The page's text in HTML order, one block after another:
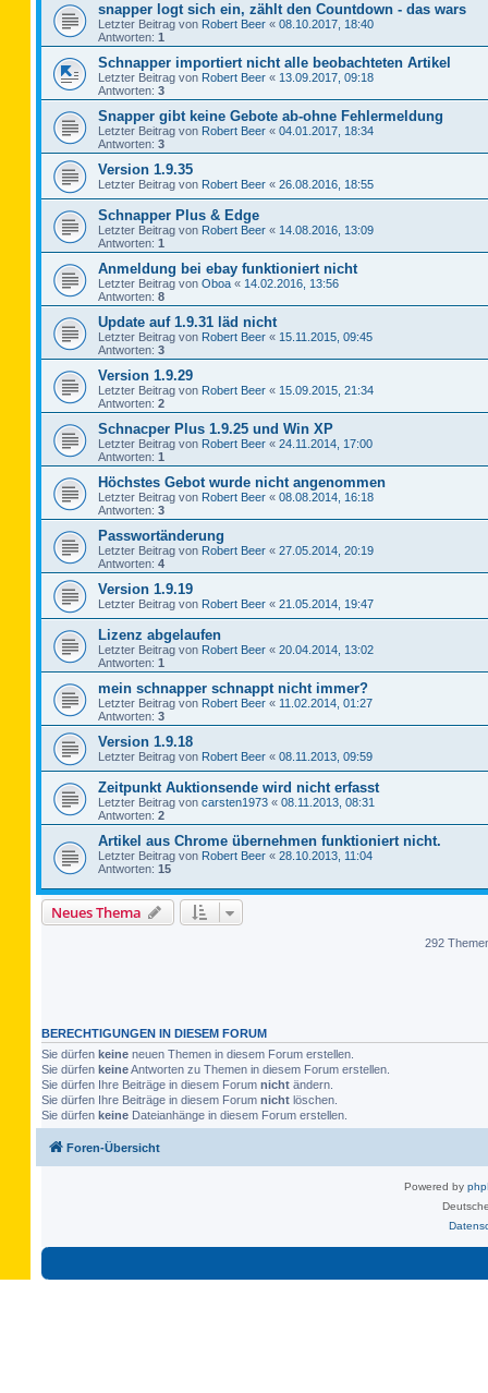
snapper logt sich ein, zählt den Countdown - das wars
Letzter Beitrag von Robert Beer « 08.10.2017, 18:40
Antworten: 1
Schnapper importiert nicht alle beobachteten Artikel
Letzter Beitrag von Robert Beer « 13.09.2017, 09:18
Antworten: 3
Snapper gibt keine Gebote ab-ohne Fehlermeldung
Letzter Beitrag von Robert Beer « 04.01.2017, 18:34
Antworten: 3
Version 1.9.35
Letzter Beitrag von Robert Beer « 26.08.2016, 18:55
Schnapper Plus & Edge
Letzter Beitrag von Robert Beer « 14.08.2016, 13:09
Antworten: 1
Anmeldung bei ebay funktioniert nicht
Letzter Beitrag von Oboa « 14.02.2016, 13:56
Antworten: 8
Update auf 1.9.31 läd nicht
Letzter Beitrag von Robert Beer « 15.11.2015, 09:45
Antworten: 3
Version 1.9.29
Letzter Beitrag von Robert Beer « 15.09.2015, 21:34
Antworten: 2
Schnacper Plus 1.9.25 und Win XP
Letzter Beitrag von Robert Beer « 24.11.2014, 17:00
Antworten: 1
Höchstes Gebot wurde nicht angenommen
Letzter Beitrag von Robert Beer « 08.08.2014, 16:18
Antworten: 3
Passwortänderung
Letzter Beitrag von Robert Beer « 27.05.2014, 20:19
Antworten: 4
Version 1.9.19
Letzter Beitrag von Robert Beer « 21.05.2014, 19:47
Lizenz abgelaufen
Letzter Beitrag von Robert Beer « 20.04.2014, 13:02
Antworten: 1
mein schnapper schnappt nicht immer?
Letzter Beitrag von Robert Beer « 11.02.2014, 01:27
Antworten: 3
Version 1.9.18
Letzter Beitrag von Robert Beer « 08.11.2013, 09:59
Zeitpunkt Auktionsende wird nicht erfasst
Letzter Beitrag von carsten1973 « 08.11.2013, 08:31
Antworten: 2
Artikel aus Chrome übernehmen funktioniert nicht.
Letzter Beitrag von Robert Beer « 28.10.2013, 11:04
Antworten: 15
Neues Thema
292
BERECHTIGUNGEN IN DIESEM FORUM
Sie dürfen keine neuen Themen in diesem Forum erstellen.
Sie dürfen keineAntworten zu Themen in diesem Forum erstellen.
Sie dürfen Ihre Beiträge in diesem Forum nicht ändern.
Sie dürfen Ihre Beiträge in diesem Forum nicht löschen.
Sie dürfen keine Dateianhänge in diesem Forum erstellen.
Foren-Übersicht
Powered by